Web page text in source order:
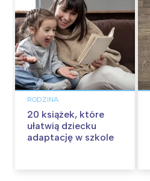
RODZINA
20 książek, które
ułatwią dziecku
adaptację w szkole